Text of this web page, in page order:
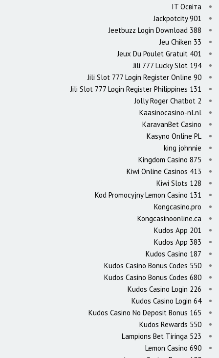
IT Освіта
Jackpotcity 901
Jeetbuzz Login Download 388
Jeu Chiken 33
Jeux Du Poulet Gratuit 401
Jili 777 Lucky Slot 194
Jili Slot 777 Login Register Online 90
Jili Slot 777 Login Register Philippines 131
Jolly Roger Chatbot 2
Kaasinocasino-nl.nl
KaravanBet Casino
Kasyno Online PL
king johnnie
Kingdom Casino 875
Kiwi Online Casinos 413
Kiwi Slots 128
Kod Promocyjny Lemon Casino 131
Kongcasino.pro
Kongcasinoonline.ca
Kudos App 201
Kudos App 383
Kudos Casino 187
Kudos Casino Bonus Codes 550
Kudos Casino Bonus Codes 680
Kudos Casino Login 226
Kudos Casino Login 64
Kudos Casino No Deposit Bonus 165
Kudos Rewards 550
Lampions Bet Tiringa 523
Lemon Casino 690